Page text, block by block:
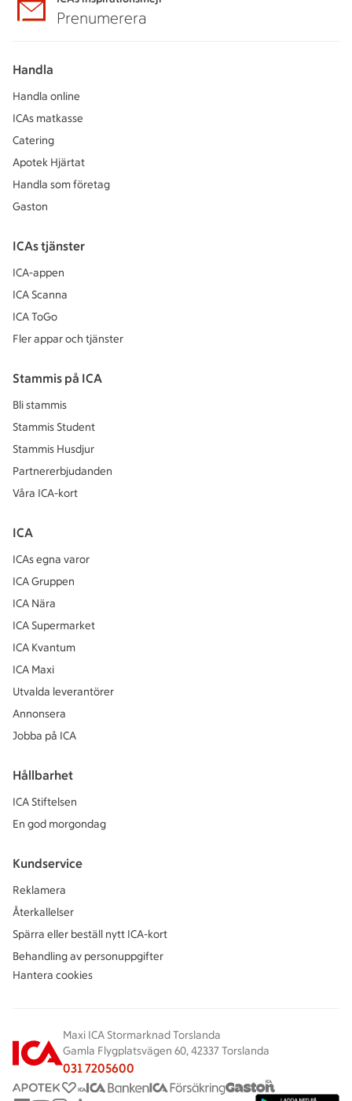
Prenumerera
Handla
Handla online
ICAs matkasse
Catering
Apotek Hjärtat
Handla som företag
Gaston
ICAs tjänster
ICA-appen
ICA Scanna
ICA ToGo
Fler appar och tjänster
Stammis på ICA
Bli stammis
Stammis Student
Stammis Husdjur
Partnererbjudanden
Våra ICA-kort
ICA
ICAs egna varor
ICA Gruppen
ICA Nära
ICA Supermarket
ICA Kvantum
ICA Maxi
Utvalda leverantörer
Annonsera
Jobba på ICA
Hållbarhet
ICA Stiftelsen
En god morgondag
Kundservice
Reklamera
Återkallelser
Spärra eller beställ nytt ICA-kort
Behandling av personuppgifter
Hantera cookies
Maxi ICA Stormarknad Torslanda
Gamla Flygplatsvägen 60, 42337 Torslanda
031 7205600